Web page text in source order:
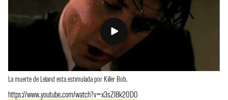
La muerte de Leland esta estimulada por Killer Bob.
https://www.youtube.com/watch?v=x3sZI8k20D0